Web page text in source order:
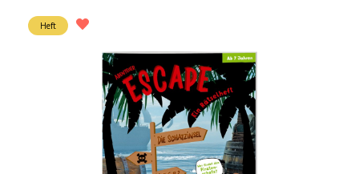
Heft